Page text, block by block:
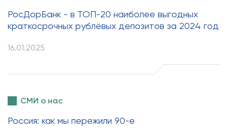
РосДорБанк - в ТОП-20 наиболее выгодных
краткосрочных рублёвых депозитов за 2024 год
16.01.2025
СМИ о нас
Россия: как мы пережили 90-е